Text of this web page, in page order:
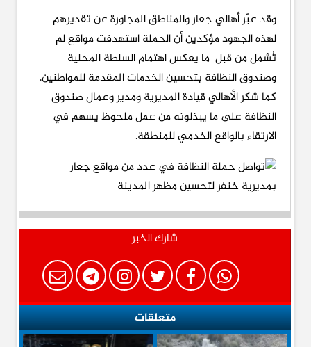
وقد عبّر أهالي جعار والمناطق المجاورة عن تقديرهم
لهذه الجهود مؤكدين أن الحملة استهدفت مواقع لم
تُشمل من قبل ما يعكس اهتمام السلطة المحلية
وصندوق النظافة بتحسين الخدمات المقدمة للمواطنين.
كما شكر الأهالي قيادة المديرية ومدير وعمال صندوق
النظافة على ما يبذلونه من عمل ملحوظ يسهم في
الارتقاء بالواقع الخدمي للمنطقة.
شارك الخبر
متعلقات